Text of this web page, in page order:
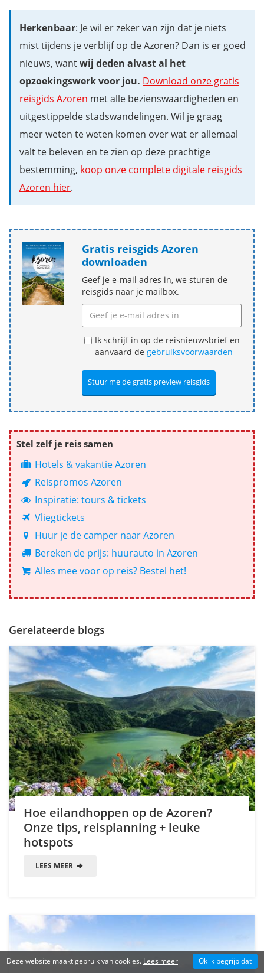
Herkenbaar: Je wil er zeker van zijn dat je niets
mist tijdens je verblijf op de Azoren? Dan is er goed
nieuws, wantwij deden alvast al het
opzoekingswerk voor jou. Download onze gratis
reisgids Azoren met alle bezienswaardigheden en
uitgestippelde stadswandelingen. Wil je graag
meer weten te weten komen over wat er allemaal
valt te beleven en te zien op deze prachtige
bestemming, koop onze complete digitale reisgids
Azoren hier.
Gratis reisgids Azoren
downloaden
Geef je e-mail adres in, we sturen de
reisgids naar je mailbox.
Ik schrijf in op de reisnieuwsbrief en
aanvaard de gebruiksvoorwaarden
Stel zelf je reis samen
Hotels & vakantie Azoren
Reispromos Azoren
Inspiratie: tours & tickets
Vliegtickets
Huur je de camper naar Azoren
Bereken de prijs: huurauto in Azoren
Alles mee voor op reis? Bestel het!
Gerelateerde blogs
Hoe eilandhoppen op de Azoren?
Onze tips, reisplanning + leuke
hotspots
LEES MEER
Deze website maakt gebruik van cookies. Lees meer Ok ik begrijp dat